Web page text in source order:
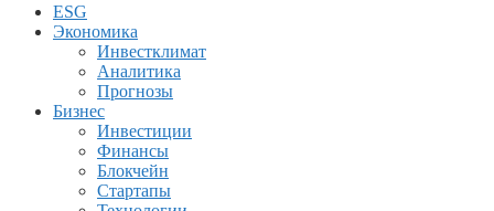
ESG
Экономика
Инвестклимат
Аналитика
Прогнозы
Бизнес
Инвестиции
Финансы
Блокчейн
Стартапы